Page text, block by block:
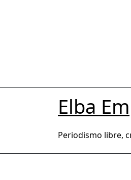
Elba
Periodismo libre,